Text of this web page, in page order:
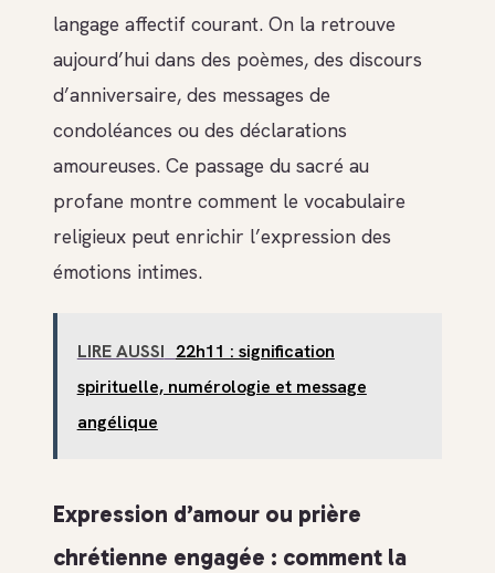
langage affectif courant. On la retrouve
aujourd’hui dans des poèmes, des discours
d’anniversaire, des messages de
condoléances ou des déclarations
amoureuses. Ce passage du sacré au
profane montre comment le vocabulaire
religieux peut enrichir l’expression des
émotions intimes.
LIRE AUSSI 22h11 : signification
spirituelle, numérologie et message
angélique
Expression d’amour ou prière
chrétienne engagée : comment la